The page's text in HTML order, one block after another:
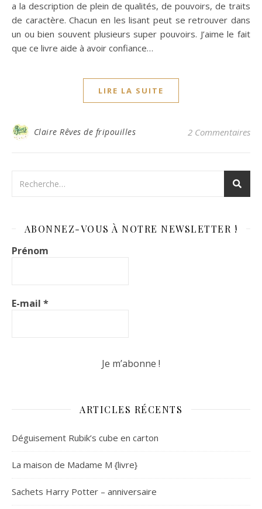
a la description de plein de qualités, de pouvoirs, de traits
de caractère. Chacun en les lisant peut se retrouver dans
un ou bien souvent plusieurs super pouvoirs. J’aime le fait
que ce livre aide à avoir confiance…
LIRE LA SUITE
Claire Rêves de fripouilles 2 Commentaires
ABONNEZ-VOUS À NOTRE NEWSLETTER !
Prénom
E-mail *
ARTICLES RÉCENTS
Déguisement Rubik’s cube en carton
La maison de Madame M {livre}
Sachets Harry Potter – anniversaire